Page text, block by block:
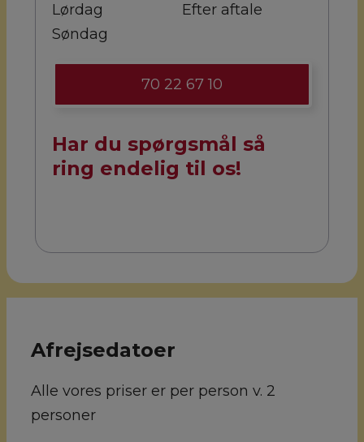
Lørdag
Søndag
Efter aftale
70 22 67 10
Har du spørgsmål så
ring endelig til os!
Afrejsedatoer
Alle vores priser er per person v. 2
personer